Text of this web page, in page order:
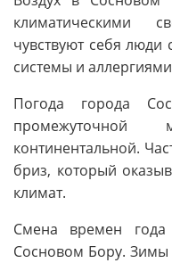
климатическими
чувствуют себя люди
системы и
Погода города
континентальной.
бриз, который
климат.
Смена времен
Сосновом Бору. Зимы